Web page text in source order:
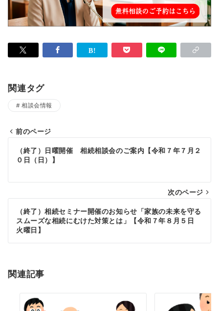
関連タグ
相談会情報
稿
ビ
ー
シ
ン
前のページ
（終了）日曜開催 相続相談会のご案内【令和７年７月２
０日（日）】
次のページ
（終了）相続セミナー開催のお知らせ「家族の未来を守る
スムーズな相続にむけた対策とは」【令和７年８月５日
火曜日】
関連記事